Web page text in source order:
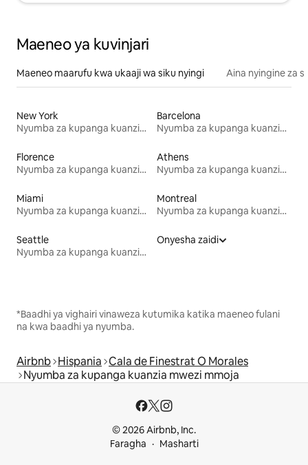
Maeneo ya kuvinjari
Maeneo maarufu kwa ukaaji wa siku nyingi Aina nyingine za
New York
Nyumba za kupanga kuanzia mwezi mmoja
Barcelona
Nyumba za kupanga kuanzia mwezi mmoja
Florence
Nyumba za kupanga kuanzia mwezi mmoja
Athens
Nyumba za kupanga kuanzia mwezi mmoja
Miami
Nyumba za kupanga kuanzia mwezi mmoja
Montreal
Nyumba za kupanga kuanzia mwezi mmoja
Seattle
Nyumba za kupanga kuanzia mwezi mmoja
Onyesha zaidi
*Baadhi ya vighairi vinaweza kutumika katika maeneo fulani
na kwa baadhi ya nyumba.
Airbnb Hispania Cala de Finestrat O Morales
Nyumba za kupanga kuanzia mwezi mmoja
© 2026 Airbnb, Inc.
Faragha
Masharti